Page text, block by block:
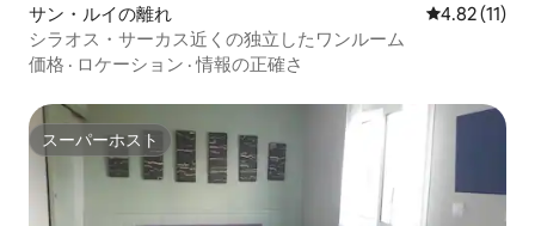
サン・ルイの離れ レビュー11
4.82 (11)
シラオス・サーカス近くの独立したワンルーム
価格 · ロケーション ·情報の正確さ
スーパーホスト
スーパーホスト